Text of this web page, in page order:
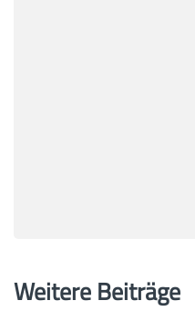
Weitere Beiträge